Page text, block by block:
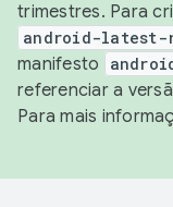
trimestres. Para
android-latest-
manifesto
referenciar a
Para mais